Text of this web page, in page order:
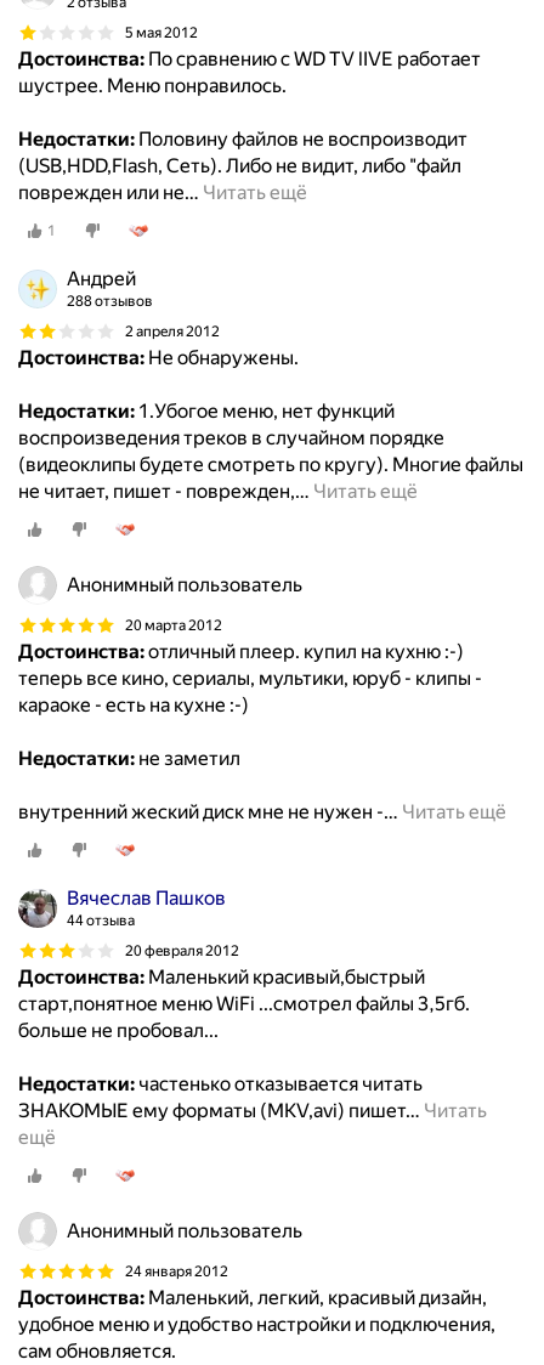
5 мая 2012
Достоинства: По сравнению с WD TV lIVE работает
шустрее. Меню понравилось.
Недостатки: Половину файлов не воспроизводит
(USB,HDD,Flash, Сеть). Либо не видит, либо "файл
поврежден или не… Читать ещё
1
Андрей
288 отзывов
2 апреля 2012
Достоинства: Не обнаружены.
Недостатки: 1.Убогое меню, нет функций
воспроизведения треков в случайном порядке
(видеоклипы будете смотреть по кругу). Многие файлы
не читает, пишет - поврежден,… Читать ещё
Анонимный пользователь
20 марта 2012
Достоинства:отличный плеер. купил на кухню :-)
теперь все кино, сериалы, мультики, юруб - клипы -
караоке - есть на кухне :-)
Недостатки: не заметил
внутренний жеский диск мне не нужен -… Читать ещё
Вячеслав Пашков
44 отзыва
20 февраля 2012
Достоинства: Маленький красивый,быстрый
старт,понятное меню WiFi ...смотрел файлы 3,5гб.
больше не пробовал...
Недостатки: частенько отказывается читать
ЗНАКОМЫЕ ему форматы (MKV,avi) пишет… Читать
ещё
Анонимный пользователь
24 января 2012
Достоинства: Маленький, легкий, красивый дизайн,
удобное меню и удобство настройки и подключения,
сам обновляется.